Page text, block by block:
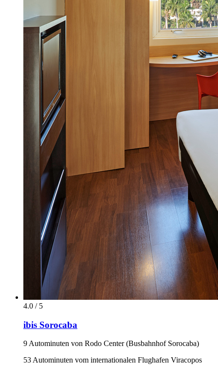
4.0 / 5
ibis Sorocaba
9 Autominuten von Rodo Center (Busbahnhof Sorocaba)
53 Autominuten vom internationalen Flughafen Viracopos